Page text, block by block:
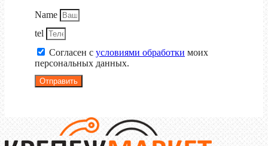
Name
tel
Согласен с условиями обработки моих
персональных данных.
Отправить